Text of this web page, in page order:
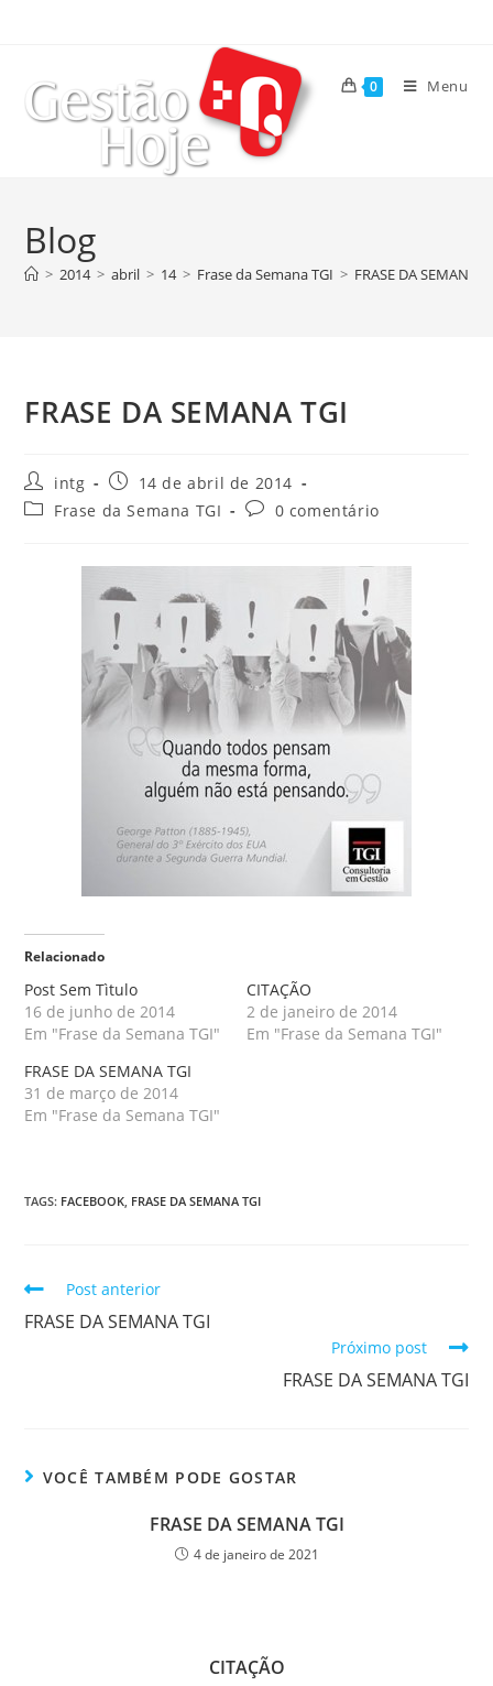
0 Menu
Blog
> 2014 > abril > 14 > Frase da Semana TGI > FRASE DA SEMANA
FRASE DA SEMANA TGI
intg
14 de abril de 2014
Frase da Semana TGI
0 comentário
Relacionado
Post Sem Tìtulo
16 de junho de 2014
Em "Frase da Semana TGI"
CITAÇÃO
2 de janeiro de 2014
Em "Frase da Semana TGI"
FRASE DA SEMANA TGI
31 de março de 2014
Em "Frase da Semana TGI"
TAGS: FACEBOOK, FRASE DA SEMANA TGI
Post anterior
FRASE DA SEMANA TGI
Próximo post
FRASE DA SEMANA TGI
VOCÊ TAMBÉM PODE GOSTAR
FRASE DA SEMANA TGI
4 de janeiro de 2021
CITAÇÃO